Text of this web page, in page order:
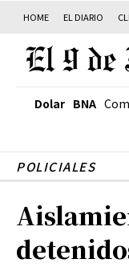
HOME EL DIARIO
Dolar BNA
POLICIALES